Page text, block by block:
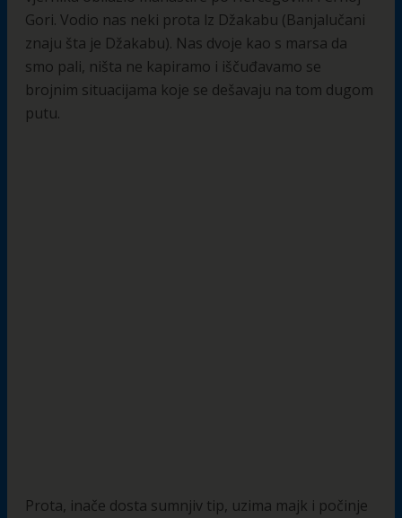
Gori. Vodio nas neki prota lz Džakabu (Banjalučani
znaju šta je Džakabu). Nas dvoje kao s marsa da
smo pali, ništa ne kapiramo i iščuđavamo se
brojnim situacijama koje se dešavaju na tom dugom
putu.
Prota, inače dosta sumnjiv tip, uzima majk i počinje